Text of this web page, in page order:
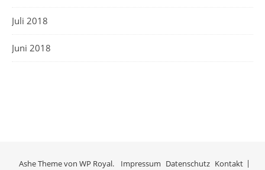
Juli 2018
Juni 2018
Impressum Datenschutz Kontakt
Ashe Theme von WP Royal.